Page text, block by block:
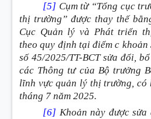
[5] Cụm từ “Tổng cục
thị trường” được thay thế
Cục Quản lý và Phát triển
theo quy định tại điểm c
số 45/2025/TT-BCT sửa đổi,
các Thông tư của Bộ trưởng
lĩnh vực quản lý thị trường, có
tháng 7 năm 2025.
[6] Khoản này được